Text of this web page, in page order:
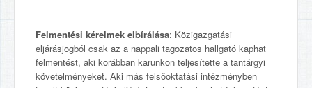
Felmentési kérelmek elbírálása: Közigazgatási
eljárásjogból csak az a nappali tagozatos hallgató kaphat
felmentést, aki korábban karunkon teljesítette a tantárgyi
követelményeket. Aki más felsőoktatási intézményben